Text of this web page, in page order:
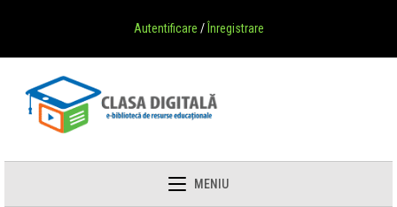
Autentificare / Înregistrare
MENIU